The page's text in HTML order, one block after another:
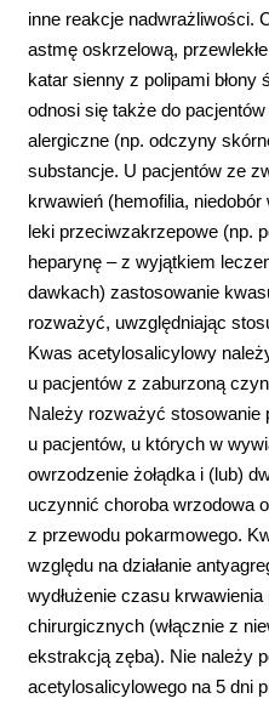
inne reakcje nadwrażliwości.
astmę oskrzelową,
katar sienny z polipami
odnosi się także do
alergiczne (np. odczyny
substancje. U pacjentów ze
krwawień (hemofilia,
leki przeciwzakrzepowe (np.
heparynę – z wyjątkiem
dawkach) zastosowanie
rozważyć, uwzględniając
Kwas acetylosalicylowy
u pacjentów z zaburzoną
Należy rozważyć stosowanie
u pacjentów, u których w
owrzodzenie żołądka i (lub)
uczynnić choroba wrzodowa
z przewodu pokarmowego.
względu na działanie
wydłużenie czasu
chirurgicznych (włącznie z
ekstrakcją zęba). Nie należy
acetylosalicylowego na 5 dni